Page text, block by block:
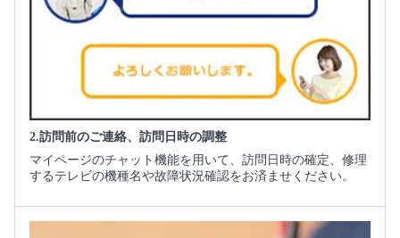
2.訪問前のご連絡、訪問日時の調整
マイページのチャット機能を用いて、訪問日時の確定、修理
するテレビの機種名や故障状況確認をお済ませください。